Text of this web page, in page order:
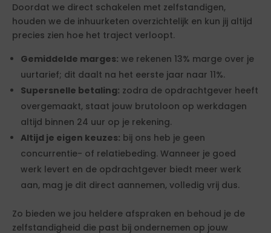
Doordat we direct schakelen met zelfstandigen,
houden we de inhuurketen overzichtelijk en kun jij altijd
precies zien hoe het traject verloopt.
Gemiddelde marges: we rekenen 13% marge over je
uurtarief; dit daalt na het eerste jaar naar 11%.
Supersnelle betaling: zodra de opdrachtgever heeft
overgemaakt, staat jouw brutoloon op werkdagen
altijd binnen 24 uur op je rekening.
Altijd je eigen keuzes: bij ons heb je geen
concurrentie- of relatiebeding. Wanneer je goed
werk levert en de opdrachtgever biedt meer werk
aan, mag je dit direct aannemen, volledig vrij dus.
Zo bieden we jou heldere afspraken en behoud je de
zelfstandigheid die past bij ondernemen op jouw